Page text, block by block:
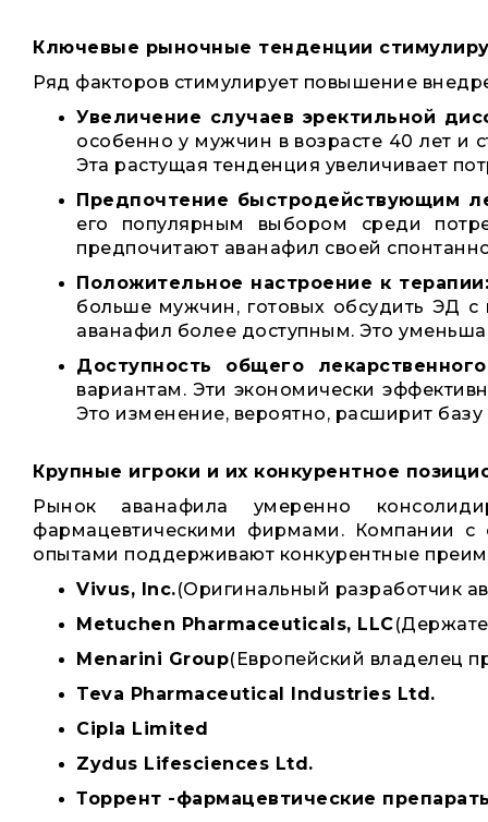
Ключевые рыночные тенденции
Ряд факторов стимулирует повышение
Увеличение случаев эректильной
особенно у мужчин в возрасте 40 лет и
Эта растущая тенденция увеличивает
Предпочтение быстродействующим
его популярным выбором среди
предпочитают аванафил своей
Положительное настроение к
больше мужчин, готовых обсудить ЭД с
аванафил более доступным. Это
Доступность общего
вариантам. Эти экономически
Это изменение, вероятно, расширит базу
Крупные игроки и их конкурентное
Рынок аванафила умеренно
фармацевтическими фирмами. Компании
опытами поддерживают конкурентные
Vivus, Inc.(Оригинальный разработчик
Metuchen Pharmaceuticals, LLC
Menarini Group(Европейский владелец
Teva Pharmaceutical Industries Ltd.
Cipla Limited
Zydus Lifesciences Ltd.
Торрент -фармацевтические